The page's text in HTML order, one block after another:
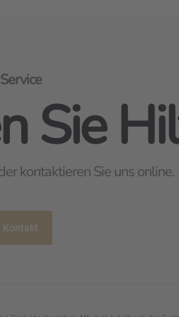
Service
Sie
kontaktieren Sie uns online.
Kontakt